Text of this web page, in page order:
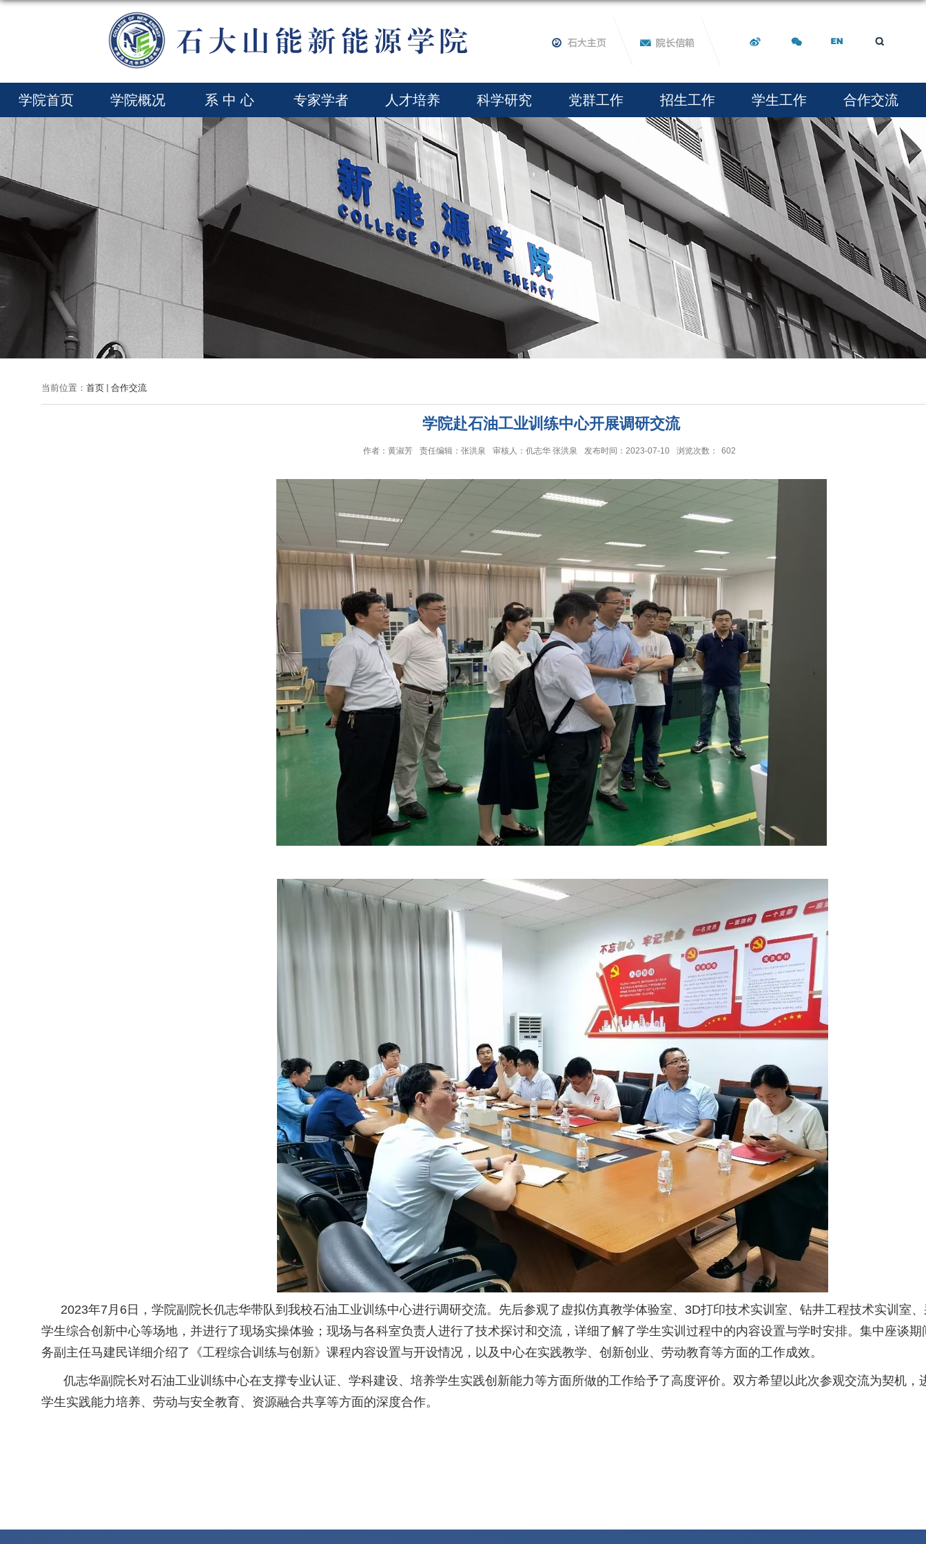
学院首页 学院概况 系 中 心 专家学者 人才培养 科学研究 党群工作 招生工作 学生工作 合作交流
当前位置： 首页 合作交流
学院赴石油工业训练中心开展调研交流
作者：黄淑芳 责任编辑：张洪泉 审核人：仉志华 张洪泉 发布时间：2023-07-10 浏览次数： 602
2023年7 月 6 日，学院副院长仉志华带队到我校石油工业训练中心进行调研交流。先后参观了虚拟仿真教学体验室、 3D打印技术实训室、钻井工程技术实训室
学生综合创新中心等场地，并进行了现场实操体验；现场与各科室负责人进行了技术探讨和交流，详细了解了学生实训过程中的内容设置与学时安排。集中座谈
务副主任马建民详细介绍了《工程综合训练与创新》课程内容设置与开设情况，以及中心在实践教学、创新创业、劳动教育等方面的工作成效。
仉志华副院长对石油工业训练中心在支撑专业认证、学科建设、培养学生实践创新能力等方面所做的工作给予了高度评价。双方希望以此次参观交流为契机，
学生实践能力培养、劳动与安全教育、资源融合共享等方面的深度合作。